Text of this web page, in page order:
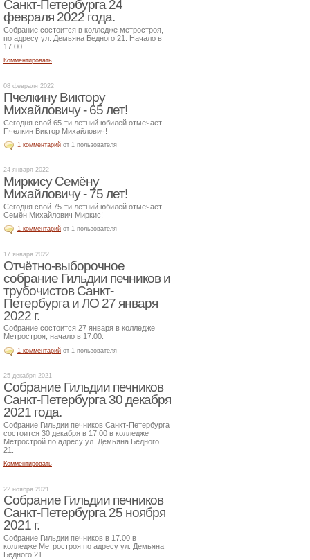
Санкт-Петербурга 24
февраля 2022 года.
Собрание состоится в колледже метростроя,
по адресу ул. Демьяна Бедного 21. Начало в
17.00
Комментировать
08 февраля 2022
Пчелкину Виктору
Михайловичу - 65 лет!
Сегодня свой 65-ти летний юбилей отмечает
Пчелкин Виктор Михайлович!
1 комментарий от 1 пользователя
24 января 2022
Миркису Семёну
Михайловичу - 75 лет!
Сегодня свой 75-ти летний юбилей отмечает
Семён Михайлович Миркис!
1 комментарий от 1 пользователя
17 января 2022
Отчётно-выборочное
собрание Гильдии печников и
трубочистов Санкт-
Петербурга и ЛО 27 января
2022 г.
Собрание состоится 27 января в колледже
Метростроя, начало в 17.00.
1 комментарий от 1 пользователя
25 декабря 2021
Собрание Гильдии печников
Санкт-Петербурга 30 декабря
2021 года.
Собрание Гильдии печников Санкт-Петербурга
состоится 30 декабря в 17.00 в колледже
Метрострой по адресу ул. Демьяна Бедного
21.
Комментировать
22 ноября 2021
Собрание Гильдии печников
Санкт-Петербурга 25 ноября
2021 г.
Собрание Гильдии печников в 17.00 в
колледже Метростроя по адресу ул. Демьяна
Бедного 21.